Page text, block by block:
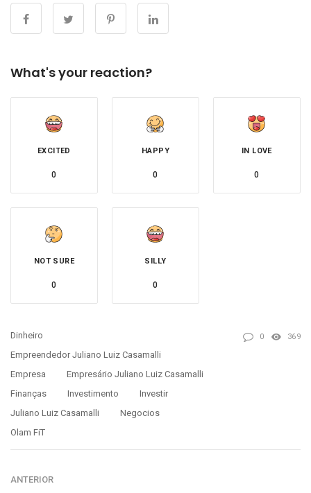
What's your reaction?
EXCITED
0
HAPPY
0
IN LOVE
0
NOT SURE
0
SILLY
0
Dinheiro
Empreendedor Juliano Luiz Casamalli
Empresa
Empresário Juliano Luiz Casamalli
Finanças
Investimento
Investir
Juliano Luiz Casamalli
Negocios
Olam FiT
0 369
ANTERIOR